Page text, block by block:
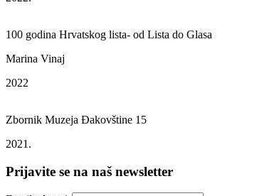
100 godina Hrvatskog lista- od Lista do Glasa
Marina Vinaj
2022
Zbornik Muzeja Đakovštine 15
2021.
Prijavite se na naš newsletter